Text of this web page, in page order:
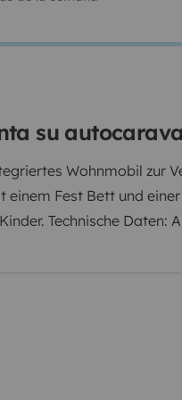
su
Wohnmobil zur
einem Fest Bett und
Technische
- 4 (Grün)
SAT-